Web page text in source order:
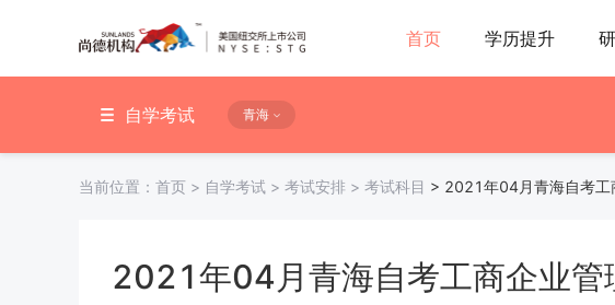
首页 学历提升
自学考试 青海
当前位置： 首页 > 自学考试 > 考试安排 > 考试科目 > 2021年04月青海自考
2021年04月青海自考工商企业管